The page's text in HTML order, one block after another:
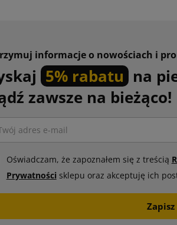
informacje o nowościach i
5% rabatu na
zawsze na bieżąco!
Oświadczam, że zapoznałem się z treścią
Prywatności sklepu oraz akceptuję ich